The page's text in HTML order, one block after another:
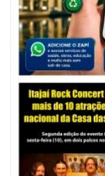
05/08/2026 | 07:00
Balneário Camboriú
POLÍTICA